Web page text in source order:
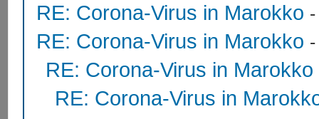
RE: Corona-Virus in Marokko
RE: Corona-Virus in Marokko
RE: Corona-Virus in Marokko
RE: Corona-Virus in